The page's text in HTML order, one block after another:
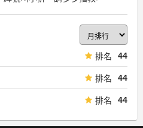
排名 44
排名 44
排名 44